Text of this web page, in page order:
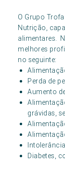
O Grupo
Nutrição,
alimentares.
melhores
no seguinte:
Perda de
Aumento
grávidas,
Diabetes,